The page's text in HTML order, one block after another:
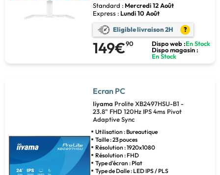
Standard : Mercredi 12 Août
Express : Lundi 10 Août
Eligible livraison 2H ?
149€90 Dispo web :En Stock
Dispo magasin :
En Stock
Ecran PC
Iiyama Prolite XB2497HSU-B1 -
23.8" FHD 120Hz IPS 4ms Pivot
Adaptive Sync
Utilisation : Bureautique
Taille : 23 pouces
Résolution : 1920x1080
Résolution : FHD
Type d'écran : Plat
Type de Dalle : LED IPS / PLS